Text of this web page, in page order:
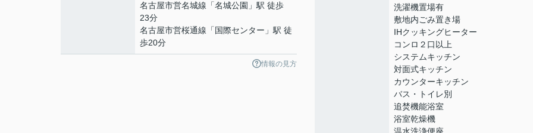
名古屋市営名城線 「名城公園 」駅 徒歩
23分
名古屋市営桜通線 「 国際センター 」駅 徒
歩20分
情報の見方
洗濯機置場有
敷地内ごみ置き場
IHクッキングヒーター
コンロ２口以上
システムキッチン
対面式キッチン
カウンターキッチン
バス・トイレ別
追焚機能浴室
浴室乾燥機